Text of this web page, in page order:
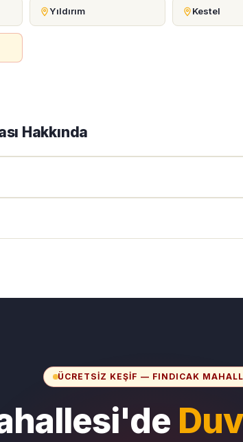
Yıldırım Kestel
Hakkında
ÜCRETSIZ KEŞIF — FINDICAK